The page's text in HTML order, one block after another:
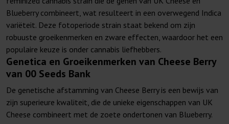
Blueberry combineert, wat resulteert in een overwegend Indica
variëteit. Deze fotoperiode strain staat bekend om zijn
robuuste groeikenmerken en zware effecten, waardoor het een
populaire keuze is onder cannabis liefhebbers.
Genetica en Groeikenmerken van Cheese Berry
van 00 Seeds Bank
De genetische afstamming van Cheese Berry is een bewijs van
zijn superieure kwaliteit, die de unieke eigenschappen van UK
Cheese combineert met de zoete ondertonen van Blueberry.